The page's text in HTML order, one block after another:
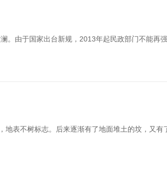
。由于国家出台新规，2013年起民政部门不能再
地表不树标志。后来逐渐有了地面堆土的坟，又有